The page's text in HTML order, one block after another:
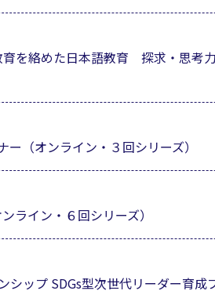
育を絡めた日本語教育 探求・思考
（オンライン・３回シリーズ）
ライン・６回シリーズ）
シップ SDGs型次世代リーダー育